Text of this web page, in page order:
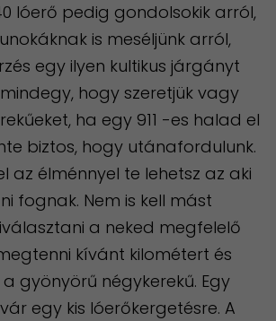
lóerő pedig gondolsokik arról,
is meséljünk arról,
egy ilyen kultikus járgányt
hogy szeretjük vagy
ha egy 911 -es halad el
biztos, hogy utánafordulunk.
az élménnyel te lehetsz az aki
fognak. Nem is kell mást
a neked megfelelő
kívánt kilométert és
gyönyörű négykerekű. Egy
egy kis lóerőkergetésre. A